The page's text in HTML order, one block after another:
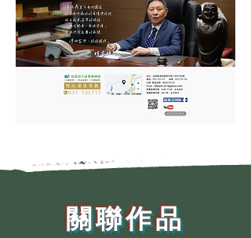
​關聯作品